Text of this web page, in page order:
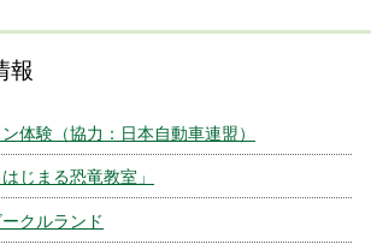
報
体験（協力：日本自動車連盟）
じまる恐竜教室」
クルランド